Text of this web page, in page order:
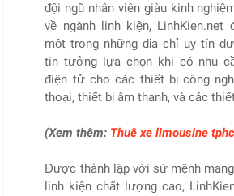
đội ngũ nhân viên giàu kinh
về ngành linh kiện, LinhKien.net
một trong những địa chỉ uy tín
tin tưởng lựa chọn khi có nhu
điện tử cho các thiết bị công
thoại, thiết bị âm thanh, và các
(Xem thêm: Thuê xe limousine
Được thành lập với sứ mệnh
linh kiện chất lượng cao,